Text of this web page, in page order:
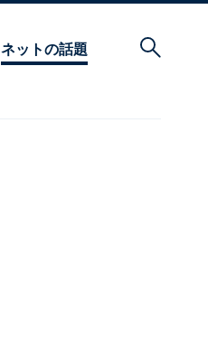
ネットの話題